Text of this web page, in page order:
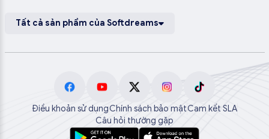
Tất cả sản phẩm của Softdreams
Điều khoản sử dụngChính sách bảo mậtCam kết SLA
Câu hỏi thường gặp